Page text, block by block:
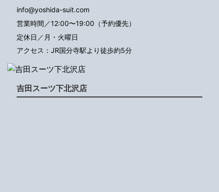
info@yoshida-suit.com
営業時間／12:00〜19:00（予約優先）
定休日／月・火曜日
アクセス：JR国分寺駅より徒歩約5分
吉田スーツ下北沢店